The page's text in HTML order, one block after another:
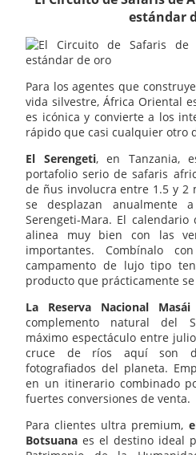
estándar
Para los agentes que
vida silvestre, África Oriental
es icónica y convierte a los
rápido que casi cualquier otro
El Serengeti, en Tanzania,
portafolio serio de safaris
de ñus involucra entre 1.5 y 2
se desplazan anualmente
Serengeti-Mara. El
alinea muy bien con las
importantes. Combínalo
campamento de lujo tipo
producto que prácticamente
La Reserva Nacional
complemento natural del
máximo espectáculo entre
cruce de ríos aquí son
fotografiados del planeta.
en un itinerario combinado
fuertes conversiones de venta.
Para clientes ultra premium,
Botsuana es el destino ideal